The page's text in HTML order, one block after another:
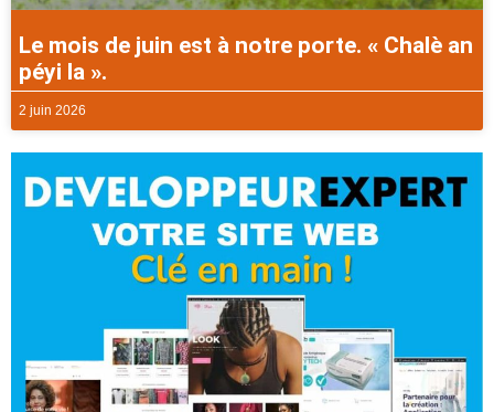
Le mois de juin est à notre porte. « Chalè an
péyi la ».
2 juin 2026